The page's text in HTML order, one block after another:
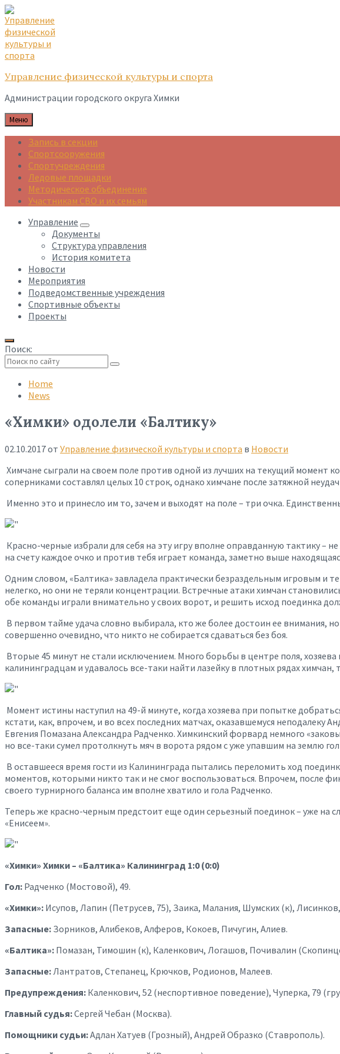
Skip
to
content
Skip
to
main
navigation
Skip
to
footer
Управление физической культуры и спорта
Администрации городского округа Химки
Меню
Запись в секции
Спортсооружения
Спортучреждения
Ледовые площадки
Методическое объединение
Участникам СВО и их семьям
Управление
Документы
Структура управления
История комитета
Новости
Мероприятия
Подведомственные учреждения
Спортивные объекты
Проекты
Поиск:
search
Home
News
«Химки» одолели «Балтику»
02.10.2017от Управление физической культуры и спорта в Новости
Химчане сыграли на своем поле против одной из лучших на текущий момент
соперниками составлял целых 10 строк, однако химчане после затяжной
Именно это и принесло им то, зачем и выходят на поле – три очка.
Красно-черные избрали для себя на эту игру вполне оправданную тактику –
на счету каждое очко и против тебя играет команда, заметно выше
Одним словом, «Балтика» завладела практически безраздельным игровым
нелегко, но они не теряли концентрации. Встречные атаки химчан
обе команды играли внимательно у своих ворот, и решить исход поединка
В первом тайме удача словно выбирала, кто же более достоин ее внимания,
совершенно очевидно, что никто не собирается сдаваться без боя.
Вторые 45 минут не стали исключением. Много борьбы в центре поля,
калининградцам и удавалось все-таки найти лазейку в плотных рядах
Момент истины наступил на 49-й минуте, когда хозяева при попытке
кстати, как, впрочем, и во всех последних матчах, оказавшемуся неподалеку
Евгения Помазана Александра Радченко. Химкинский форвард немного
но все-таки сумел протолкнуть мяч в ворота рядом с уже упавшим на землю
В оставшееся время гости из Калининграда пытались переломить ход
моментов, которыми никто так и не смог воспользоваться. Впрочем, после
своего турнирного баланса им вполне хватило и гола Радченко.
Теперь же красно-черным предстоит еще один серьезный поединок – уже на
«Енисеем».
«Химки» Химки – «Балтика» Калининград 1:0 (0:0)
Гол: Радченко (Мостовой), 49.
«Химки»: Исупов, Лапин (Петрусев, 75), Заика, Малания, Шумских (к),
Запасные: Зорников, Алибеков, Алферов, Кокоев, Пичугин, Алиев.
«Балтика»: Помазан, Тимошин (к), Каленкович, Логашов, Почивалин
Запасные: Лантратов, Степанец, Крючков, Родионов, Малеев.
Предупреждения: Каленкович, 52 (неспортивное поведение), Чуперка, 79
Главный судья:Сергей Чебан (Москва).
Помощники судьи:Адлан Хатуев (Грозный), Андрей Образко (Ставрополь).